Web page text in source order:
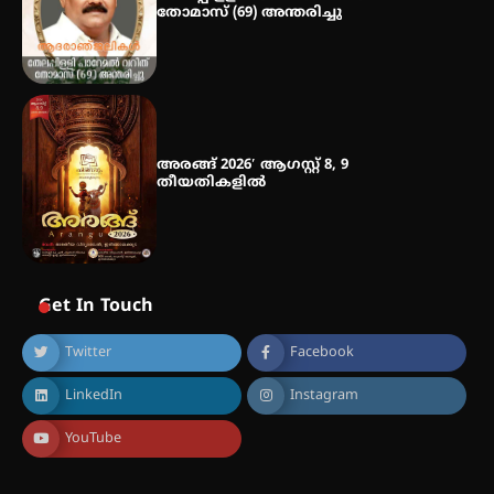
തോമാസ് (69) അന്തരിച്ചു
അരങ്ങ് 2026′ ആഗസ്റ്റ് 8, 9
തീയതികളിൽ
Get In Touch
Twitter Facebook
LinkedIn Instagram
YouTube